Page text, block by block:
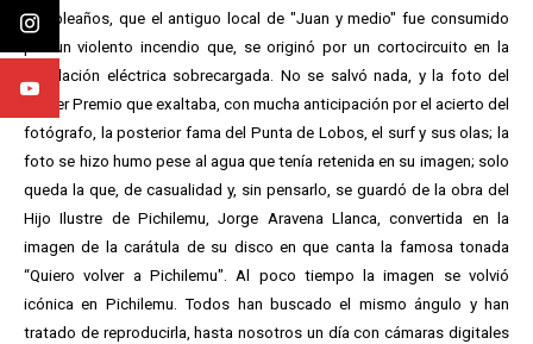
cumpleaños, que el antiguo local de "Juan y medio" fue consumido
por un violento incendio que, se originó por un cortocircuito en la
instalación eléctrica sobrecargada. No se salvó nada, y la foto del
Primer Premio que exaltaba, con mucha anticipación por el acierto del
fotógrafo, la posterior fama del Punta de Lobos, el surf y sus olas; la
foto se hizo humo pese al agua que tenía retenida en su imagen; solo
queda la que, de casualidad y, sin pensarlo, se guardó de la obra del
Hijo Ilustre de Pichilemu, Jorge Aravena Llanca, convertida en la
imagen de la carátula de su disco en que canta la famosa tonada
“Quiero volver a Pichilemu". Al poco tiempo la imagen se volvió
icónica en Pichilemu. Todos han buscado el mismo ángulo y han
tratado de reproducirla, hasta nosotros un día con cámaras digitales